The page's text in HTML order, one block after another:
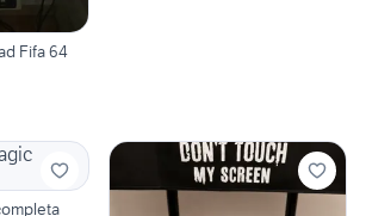
Nintendo 64 con 2 pad Fifa 64